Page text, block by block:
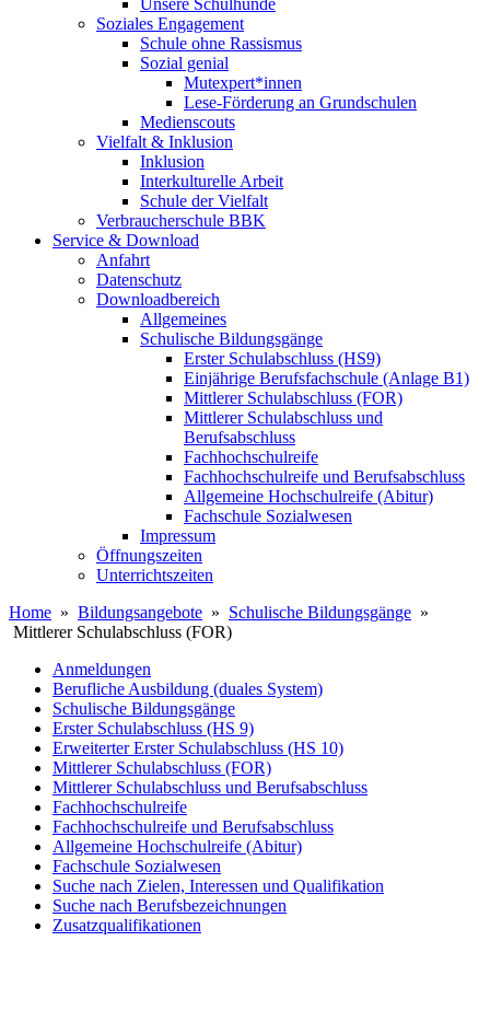
Unsere Schulhunde
Soziales Engagement
Schule ohne Rassismus
Sozial genial
Mutexpert*innen
Lese-Förderung an Grundschulen
Medienscouts
Vielfalt & Inklusion
Inklusion
Interkulturelle Arbeit
Schule der Vielfalt
Verbraucherschule BBK
Service & Download
Anfahrt
Datenschutz
Downloadbereich
Allgemeines
Schulische Bildungsgänge
Erster Schulabschluss (HS9)
Einjährige Berufsfachschule (Anlage B1)
Mittlerer Schulabschluss (FOR)
Mittlerer Schulabschluss und
Berufsabschluss
Fachhochschulreife
Fachhochschulreife und Berufsabschluss
Allgemeine Hochschulreife (Abitur)
Fachschule Sozialwesen
Impressum
Öffnungszeiten
Unterrichtszeiten
Home » Bildungsangebote » Schulische Bildungsgänge »
Mittlerer Schulabschluss (FOR)
Anmeldungen
Berufliche Ausbildung (duales System)
Schulische Bildungsgänge
Erster Schulabschluss (HS 9)
Erweiterter Erster Schulabschluss (HS 10)
Mittlerer Schulabschluss (FOR)
Mittlerer Schulabschluss und Berufsabschluss
Fachhochschulreife
Fachhochschulreife und Berufsabschluss
Allgemeine Hochschulreife (Abitur)
Fachschule Sozialwesen
Suche nach Zielen, Interessen und Qualifikation
Suche nach Berufsbezeichnungen
Zusatzqualifikationen